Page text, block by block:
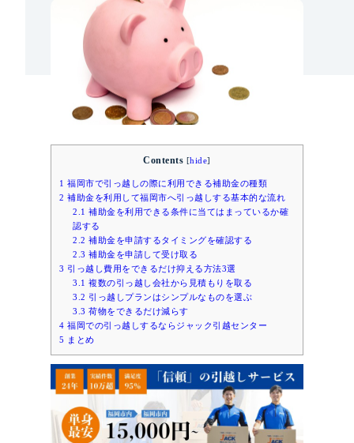
Contents [hide]
1 福岡市で引っ越しの際に利用できる補助金の種類
2 補助金を利用して福岡市へ引っ越しする基本的な流れ
2.1 補助金を利用できる条件に当てはまっているか確
認する
2.2 補助金を申請するタイミングを確認する
2.3 補助金を申請して受け取る
3 引っ越し費用をできるだけ抑える方法3選
3.1 複数の引っ越し会社から見積もりを取る
3.2 引っ越しプランはシンプルなものを選ぶ
3.3 荷物をできるだけ減らす
4 福岡での引っ越しするならジャック引越センター
5 まとめ